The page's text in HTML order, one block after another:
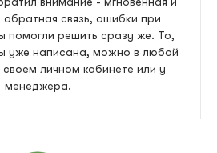
обратная связь, ошибки при
помогли решить сразу же. То,
уже написана, можно в любой
личном кабинете или у
менеджера.